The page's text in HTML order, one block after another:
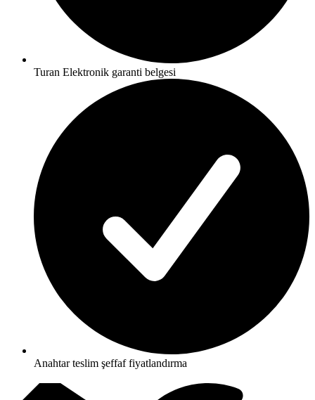
Turan Elektronik garanti belgesi
Anahtar teslim şeffaf fiyatlandırma